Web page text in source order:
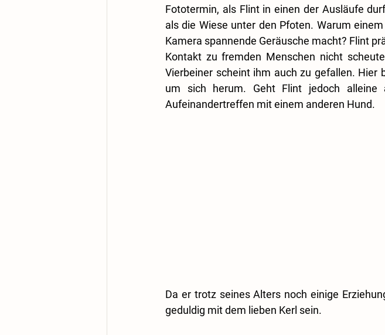
Fototermin, als Flint in einen der Ausläufe
als die Wiese unter den Pfoten. Warum
Kamera spannende Geräusche macht? Flint
Kontakt zu fremden Menschen nicht
Vierbeiner scheint ihm auch zu gefallen. Hier
um sich herum. Geht Flint jedoch alleine
Aufeinandertreffen mit einem anderen Hund.
Da er trotz seines Alters noch einige
geduldig mit dem lieben Kerl sein.